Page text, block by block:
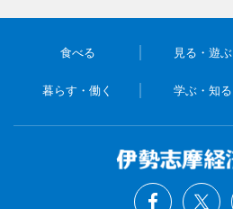
食べる 見る・遊ぶ
暮らす・働く 学ぶ・知る